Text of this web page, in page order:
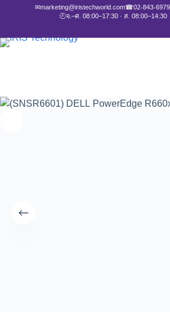
✉marketing@iristechworld.com☎02-843-
🕘จ.–ศ. 08:00–17:30 · ส. 08:00–14:30